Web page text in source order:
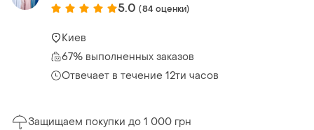
5.0 (84 оценки)
Киев
67% выполненных заказов
Отвечает в течение 12ти часов
Защищаем покупки до 1 000 грн